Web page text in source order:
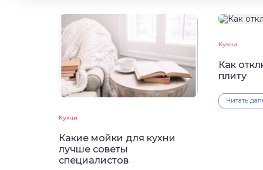
Кухни
Какие мойки для кухни
лучше советы
специалистов
Кухни
Как
плиту
Читать